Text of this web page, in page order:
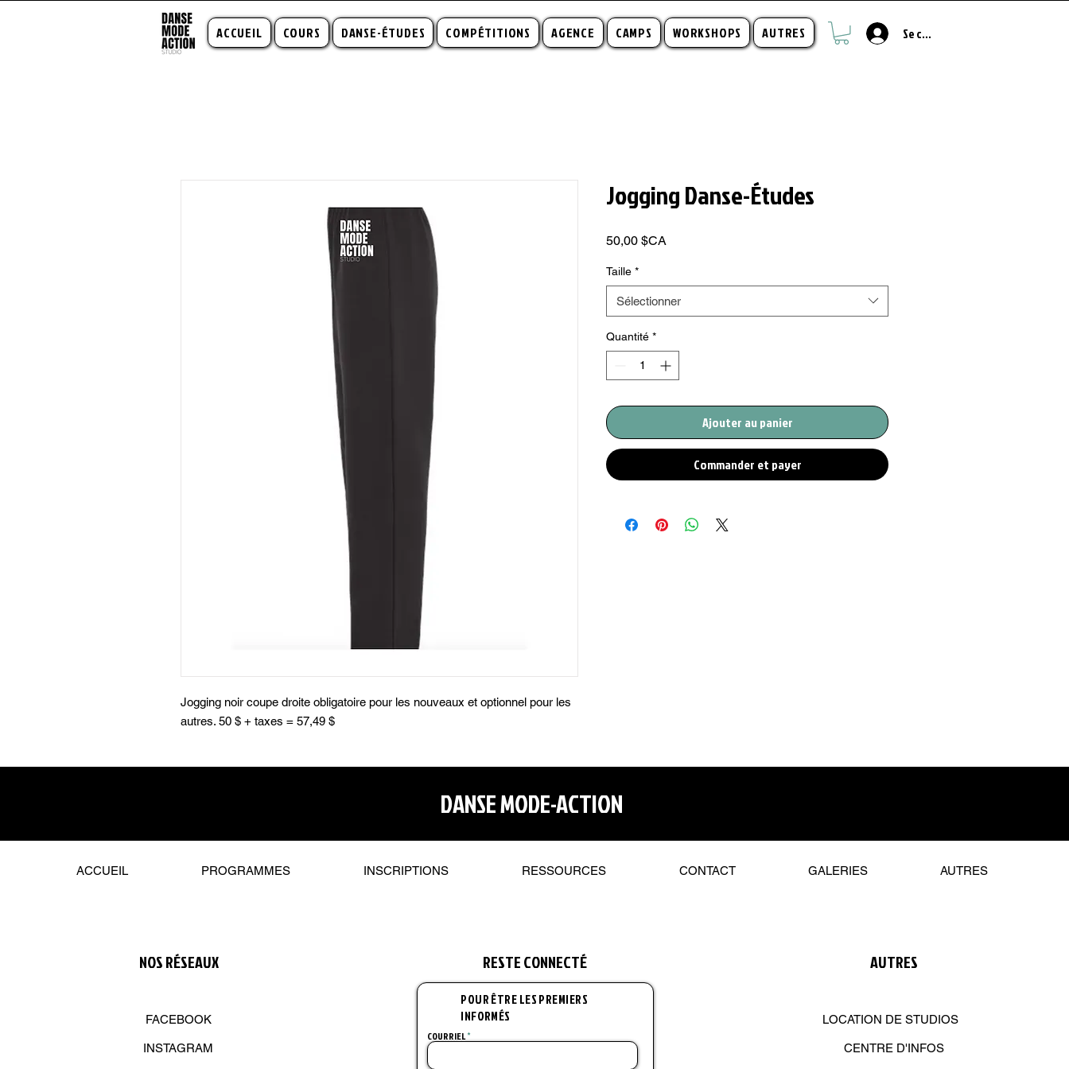
ACCUEIL COURS DANSE-ÉTUDES COMPÉTITIONS AGENCE CAMPS WORKSHOPS AUTRES Se connecter
Jogging noir coupe droite obligatoire pour les nouveaux et optionnel pour les
autres. 50 $ + taxes = 57,49 $
Jogging Danse-Études
50,00 $CA
Taille *
Sélectionner
Quantité *
Ajouter au panier
Commander et payer
DANSE MODE-ACTION
ACCUEIL PROGRAMMES INSCRIPTIONS RESSOURCES CONTACT GALERIES AUTRES
NOS RÉSEAUX
FACEBOOK
INSTAGRAM
RESTE CONNECTÉ
POUR ÊTRE LES PREMIERS
INFORMÉS
COURRIEL
AUTRES
LOCATION DE STUDIOS
CENTRE D'INFOS